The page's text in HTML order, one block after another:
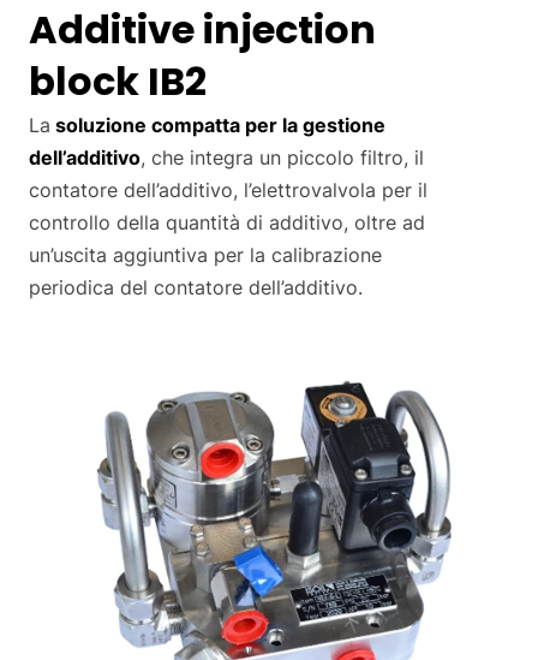
Additive injection
block IB2
La soluzione compatta per la gestione
dell’additivo, che integra un piccolo filtro, il
contatore dell’additivo, l’elettrovalvola per il
controllo della quantità di additivo, oltre ad
un’uscita aggiuntiva per la calibrazione
periodica del contatore dell’additivo.